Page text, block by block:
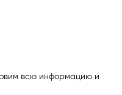
всю информацию и